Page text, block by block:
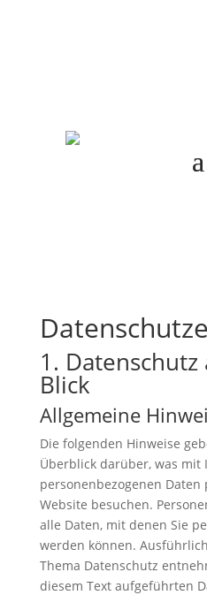
1.
Blick
Allgemeine
Die folgenden Hinweise
Überblick darüber, was mit
personenbezogenen Daten
Website besuchen.
alle Daten, mit denen Sie
werden können.
Thema Datenschutz
diesem Text aufgeführten